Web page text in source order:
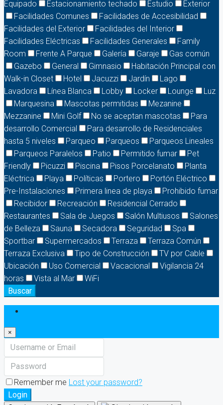
Equipado
Estacionamiento techado Estudio
Exterior
Facilidades Comunes
Facilidades de Accesibilidad
Facilidades del Exterior
Facilidades del Interior
Facilidades Eléctricas
Facilidades Generales
Family
Room
Frente A Parque Galería Garaje
Gas común
Gazebo
General Gimnasio
Habitación Principal con
Walk-in Closet
Hotel Jacuzzi Jardín
Lago
Lavadora
Línea Blanca Lobby Locker Lounge
Luz
Marquesina
Mascotas permitidas
Mezanine
Mezzanine
Mini Golf No se aceptan mascotas
Para
desarrollo Comercial
Para desarrollo de Residenciales
hasta 5 niveles
Parqueo Parqueos
Parqueos Lineales
Parqueos Paralelos
Patio Permitido fumar
Pet
Friendly
Picuzzi Piscina Pisos Porcelanato
Planta
Eléctrica
Playa Políticas Portero
Portón Eléctrico
Pre-Instalaciones
Primera linea de playa
Prohibido fumar
Recibidor
Recreación
Residencial Cerrado
Restaurantes
Sala de Juegos Salón Multiusos
Salones
de Belleza
Sauna Secadora Seguridad
Spa
Sportbar
Supermercados Terraza
Terraza Común
Terraza Exclusiva
Tipo de Construcción
TV por Cable
Ubicación
Uso Comercial Vacacional
Vigilancia 24
horas
Vista al Mar
WiFi
Buscar
×
Remember me Lost your password?
Login